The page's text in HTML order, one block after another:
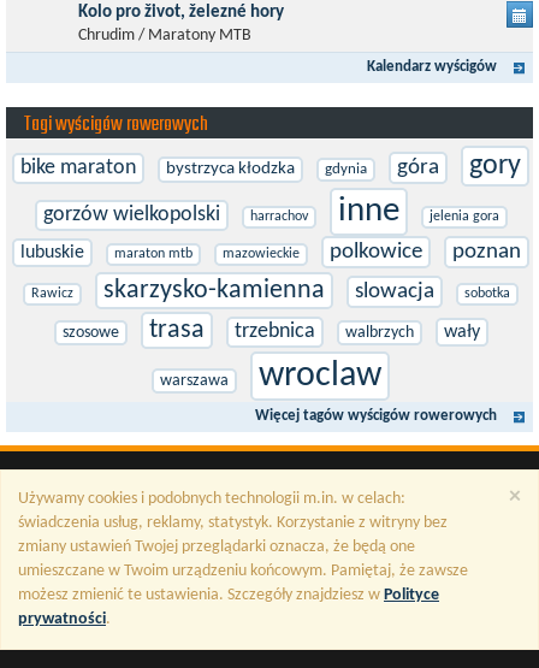
Kolo pro život, železné hory
Chrudim / Maratony MTB
Kalendarz wyścigów
Tagi wyścigów rowerowych
bike maraton bystrzyca kłodzka gdynia góra gory
gorzów wielkopolski harrachov inne jelenia gora
lubuskie maraton mtb mazowieckie polkowice poznan
Rawicz skarzysko-kamienna slowacja sobotka
szosowe trasa trzebnica walbrzych wały
warszawa wroclaw
Więcej tagów wyścigów rowerowych
×
Używamy cookies i podobnych technologii m.in. w celach:
świadczenia usług, reklamy, statystyk. Korzystanie z witryny bez
zmiany ustawień Twojej przeglądarki oznacza, że będą one
umieszczane w Twoim urządzeniu końcowym. Pamiętaj, że zawsze
możesz zmienić te ustawienia. Szczegóły znajdziesz w Polityce
prywatności.